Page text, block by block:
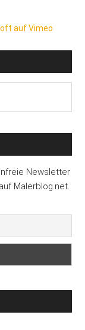
Newsletter
Malerblog.net.